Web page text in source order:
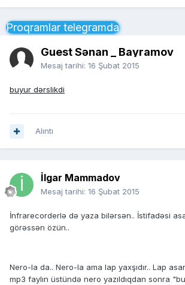
Proqramlar telegramda
Guest Sənan _ Bayramov
Mesaj tarihi: 16 Şubat 2015
buyur dərslikdi
Alıntı
İlgar Mammadov
Mesaj tarihi: 16 Şubat 2015
İnfrarecorderlə də yaza bilərsən.. İstifadəsi
görəssən özün..
Nero-la da.. Nero-la ama lap yaxşıdır.. Lap
mp3 faylın üstündə nero yazıldıqdan sonra